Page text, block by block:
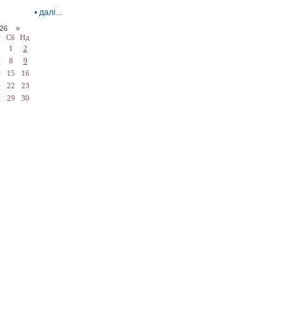
• далі...
»
Сб
Нд
1
2
8
9
15
16
22
23
29
30